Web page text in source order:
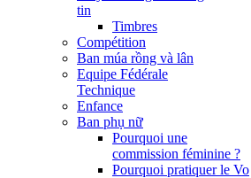
tin
Timbres
Compétition
Ban múa rồng và lân
Equipe Fédérale
Technique
Enfance
Ban phụ nữ
Pourquoi une
commission féminine ?
Pourquoi pratiquer le Vo